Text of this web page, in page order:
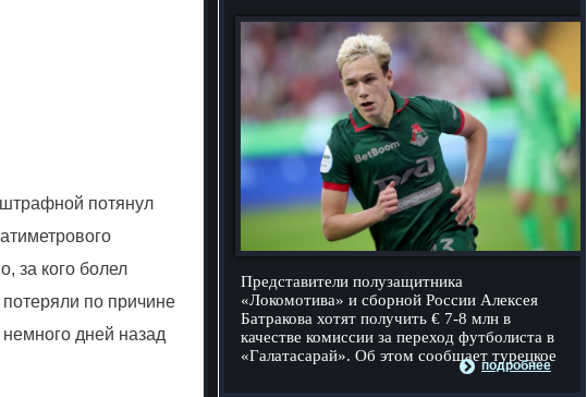
Представители полузащитника
«Локомотива» и сборной России Алексея
Батракова хотят получить € 7-8 млн в
качестве комиссии за переход футболиста в
«Галатасарай». Об этом сообщает турецкое
подробнее
потянул
за кого болел
по причине
дней назад